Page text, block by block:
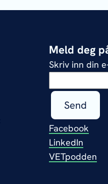
Meld deg
Skriv inn din
Send
Facebook
LinkedIn
VETpodden